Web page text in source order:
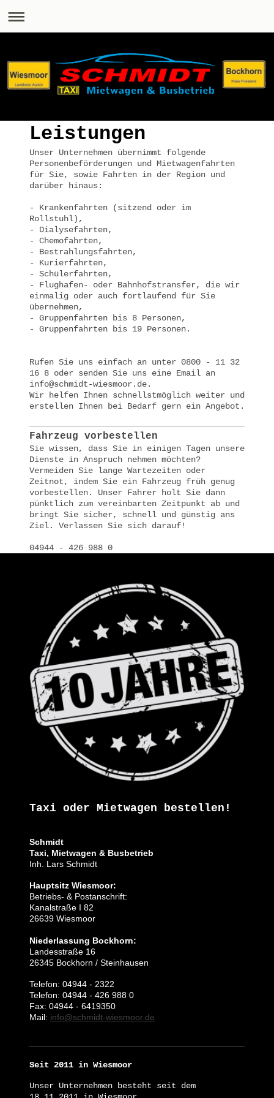
Leistungen
Unser Unternehmen übernimmt folgende
Personenbeförderungen und Mietwagenfahrten
für Sie, sowie Fahrten in der Region und
darüber hinaus:
- Krankenfahrten (sitzend oder im
Rollstuhl),
- Dialysefahrten,
- Chemofahrten,
- Bestrahlungsfahrten,
- Kurierfahrten,
- Schülerfahrten,
- Flughafen- oder Bahnhofstransfer, die wir
einmalig oder auch fortlaufend für Sie
übernehmen,
- Gruppenfahrten bis 8 Personen,
- Gruppenfahrten bis 19 Personen.
Rufen Sie uns einfach an unter 0800 - 11 32
16 8 oder senden Sie uns eine Email an
info@schmidt-wiesmoor.de.
Wir helfen Ihnen schnellstmöglich weiter und
erstellen Ihnen bei Bedarf gern ein Angebot.
Fahrzeug vorbestellen
Sie wissen, dass Sie in einigen Tagen unsere
Dienste in Anspruch nehmen möchten?
Vermeiden Sie lange Wartezeiten oder
Zeitnot, indem Sie ein Fahrzeug früh genug
vorbestellen. Unser Fahrer holt Sie dann
pünktlich zum vereinbarten Zeitpunkt ab und
bringt Sie sicher, schnell und günstig ans
Ziel. Verlassen Sie sich darauf!
04944 - 426 988 0
Taxi oder Mietwagen bestellen!
Schmidt
Taxi, Mietwagen & Busbetrieb
Inh. Lars Schmidt
Hauptsitz Wiesmoor:
Betriebs- & Postanschrift:
Kanalstraße I 82
26639 Wiesmoor
Niederlassung Bockhorn:
Landesstraße 16
26345 Bockhorn / Steinhausen
Telefon: 04944 - 2322
Telefon: 04944 - 426 988 0
Fax: 04944 - 6419350
Mail: info@schmidt-wiesmoor.de​
Seit 2011 in Wiesmoor
Unser Unternehmen besteht seit dem